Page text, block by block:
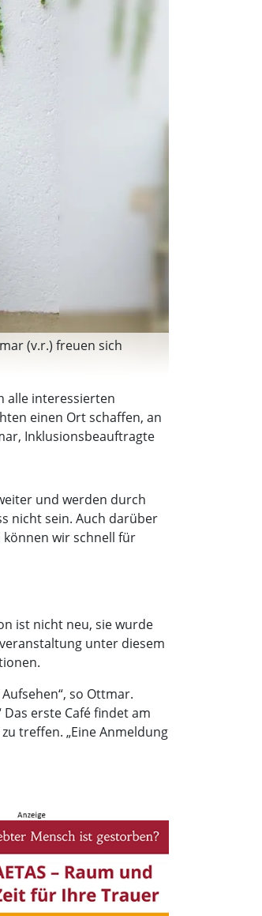
(v.r.) freuen sich
alle interessierten
einen Ort schaffen, an
Inklusionsbeauftragte
und werden durch
nicht sein. Auch darüber
wir schnell für
ist nicht neu, sie wurde
unter diesem
so Ottmar.
erste Café findet am
treffen. „Eine Anmeldung